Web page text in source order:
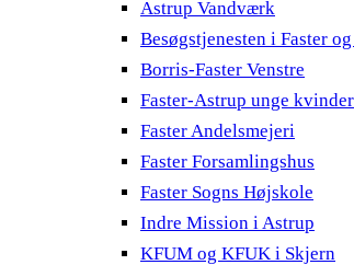
Astrup Vandværk
Besøgstjenesten i Faster
Borris-Faster Venstre
Faster-Astrup unge kvinder
Faster Andelsmejeri
Faster Forsamlingshus
Faster Sogns Højskole
Indre Mission i Astrup
KFUM og KFUK i Skjern